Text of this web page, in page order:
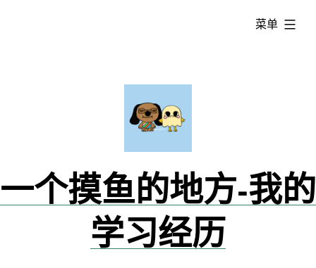
一个摸鱼的地方-我的
学习经历
菜单
已
展